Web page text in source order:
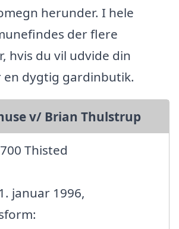
herunder. I hele
der flere
hvis du vil udvide din
dygtig gardinbutik.
v/ Brian Thulstrup
Thisted
januar 1996,